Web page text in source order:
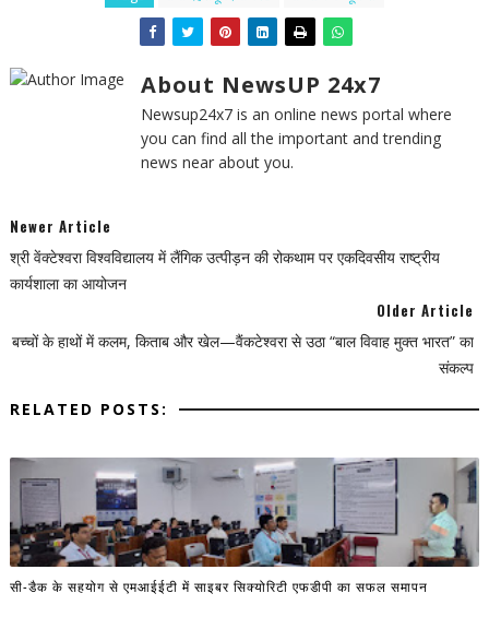
About NewsUP 24x7
Newsup24x7 is an online news portal where
you can find all the important and trending
news near about you.
Newer Article
श्री वेंक्टेश्वरा विश्वविद्यालय में लैंगिक उत्पीड़न की रोकथाम पर एकदिवसीय राष्ट्रीय
कार्यशाला का आयोजन
Older Article
बच्चों के हाथों में कलम, किताब और खेल—वैंकटेश्वरा से उठा “बाल विवाह मुक्त भारत” का
संकल्प
RELATED POSTS:
सी-डैक के सहयोग से एमआईईटी में साइबर सिक्योरिटी एफडीपी का सफल समापन